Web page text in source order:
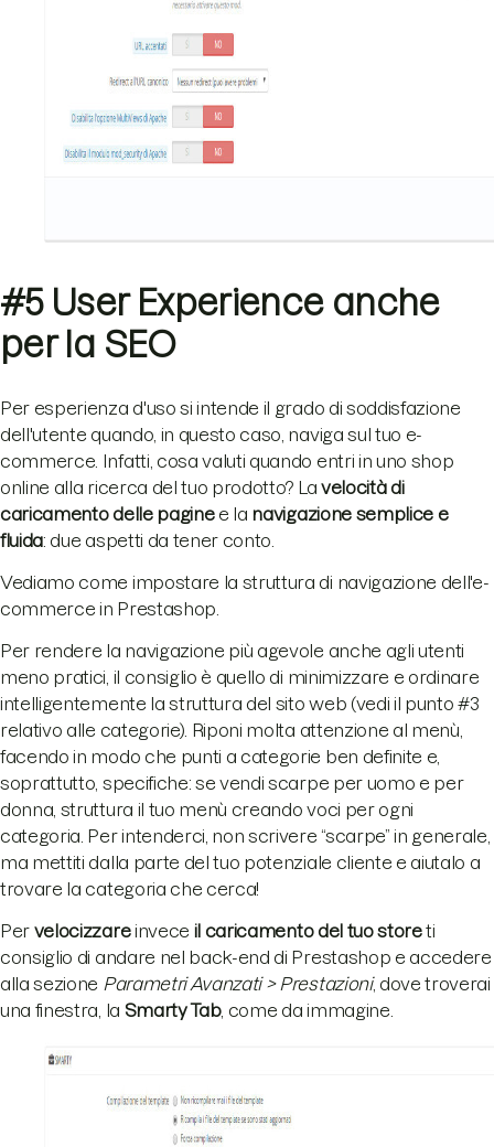
#5 User Experience anche
per la SEO
Per esperienza d'uso si intende il grado di soddisfazione
dell'utente quando, in questo caso, naviga sul tuo e-
commerce. Infatti, cosa valuti quando entri in uno shop
online alla ricerca del tuo prodotto? La velocità di
caricamento delle paginee la navigazione semplice e
fluida: due aspetti da tener conto.
Vediamo come impostare la struttura di navigazione dell'e-
commerce in Prestashop.
Per rendere la navigazione più agevole anche agli utenti
meno pratici, il consiglio è quello di minimizzare e ordinare
intelligentemente la struttura del sito web (vedi il punto #3
relativo alle categorie). Riponi molta attenzione al menù,
facendo in modo che punti a categorie ben definite e,
soprattutto, specifiche: se vendi scarpe per uomo e per
donna, struttura il tuo menù creando voci per ogni
categoria. Per intenderci, non scrivere “scarpe” in generale,
ma mettiti dalla parte del tuo potenziale cliente e aiutalo a
trovare la categoria che cerca!
Per velocizzareinvece il caricamento del tuo storeti
consiglio di andare nel back-end di Prestashop e accedere
alla sezione Parametri Avanzati > Prestazioni, dove troverai
una finestra, la Smarty Tab, come da immagine.